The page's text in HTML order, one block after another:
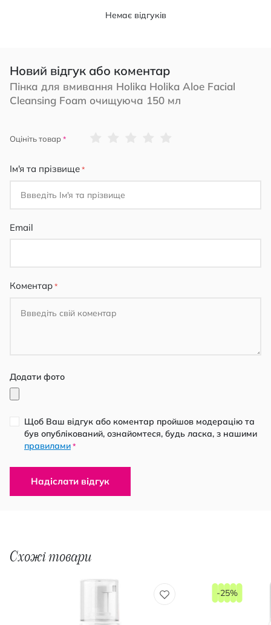
Немає відгуків
Новий відгук або коментар
Пінка для вмивання Holika Holika Aloe Facial
Cleansing Foam очищуюча 150 мл
Оцініть товар
Ім'я та прізвище
Email
Коментар
Додати фото
Щоб Ваш відгук або коментар пройшов модерацію та
був опублікований, ознайомтеся, будь ласка, з нашими
правилами *
Надіслати відгук
Схожі товари
-25%